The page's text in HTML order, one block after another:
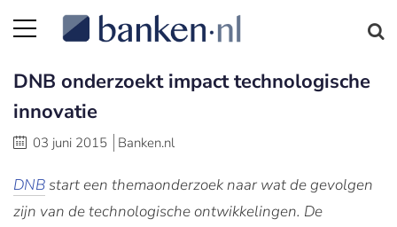
DNB onderzoekt impact technologische
innovatie
03 juni 2015 Banken.nl
DNB start een themaonderzoek naar wat de gevolgen
zijn van de technologische ontwikkelingen. De